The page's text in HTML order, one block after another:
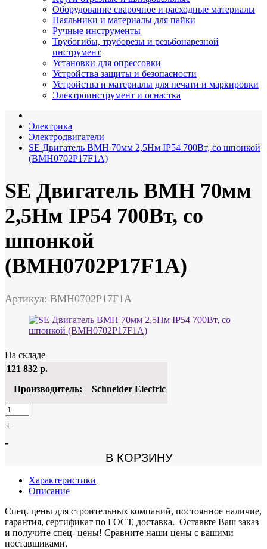
Оборудование сварочное и расходные материалы
Паяльники и материалы для пайки
Ручные инструменты
Трубогибы, труборезы и резьбонарезной
инструмент
Установки для опрессовки
Устройства защиты и безопасности
Устройства и материалы для печати и маркировки
Электроинструмент и оснастка
Электрика
Электродвигатели
SE Двигатель BMH 70мм 2,5Нм IP54 700Вт, со шпонкой
(BMH0702P17F1A)
SE Двигатель BMH 70мм
2,5Нм IP54 700Вт, со
шпонкой
(BMH0702P17F1A)
Артикул: BMH0702P17F1A
На складе
121 832 р.
Производитель:
Schneider Electric
+
-
В КОРЗИНУ
Характеристики
Описание
Спец. цены для строительных компаний, постоянное наличие,
гарантия, сертификат по ГОСТ, доставка. Оставьте Ваш заказ
и получите спец- цены! Сравните наши цены с вашими
поставщиками.